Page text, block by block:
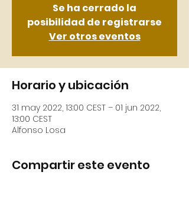
Se ha cerrado la
posibilidad de registrarse
Ver otros eventos
Horario y ubicación
31 may 2022, 13:00 CEST – 01 jun 2022,
13:00 CEST
Alfonso Losa
Compartir este evento